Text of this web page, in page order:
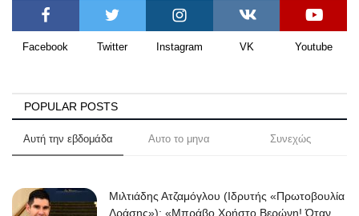
Facebook Twitter Instagram VK Youtube
POPULAR POSTS
Αυτή την εβδομάδα Αυτο το μηνα Συνεχώς
Μιλτιάδης Ατζαμόγλου (Ιδρυτής «Πρωτοβουλία
Δράσης»): «Μπράβο Χρήστο Βερώνη! Όταν